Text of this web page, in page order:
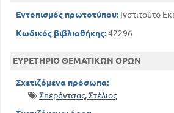
Εντοπισμός πρωτοτύπου: Ινστιτούτο
Κωδικός βιβλιοθήκης:42296
ΕΥΡΕΤΗΡΙΟ ΘΕΜΑΤΙΚΩΝ ΟΡΩΝ
Σχετιζόμενα πρόσωπα:
Σπεράντσας, Στέλιος